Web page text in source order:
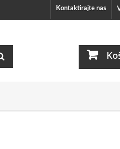
Kontaktirajte nas